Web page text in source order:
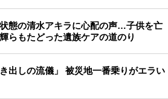
態の清水アキラに心配の声…子供を亡
らもたどった遺族ケアの道のり
出しの流儀」 被災地一番乗りがエラい